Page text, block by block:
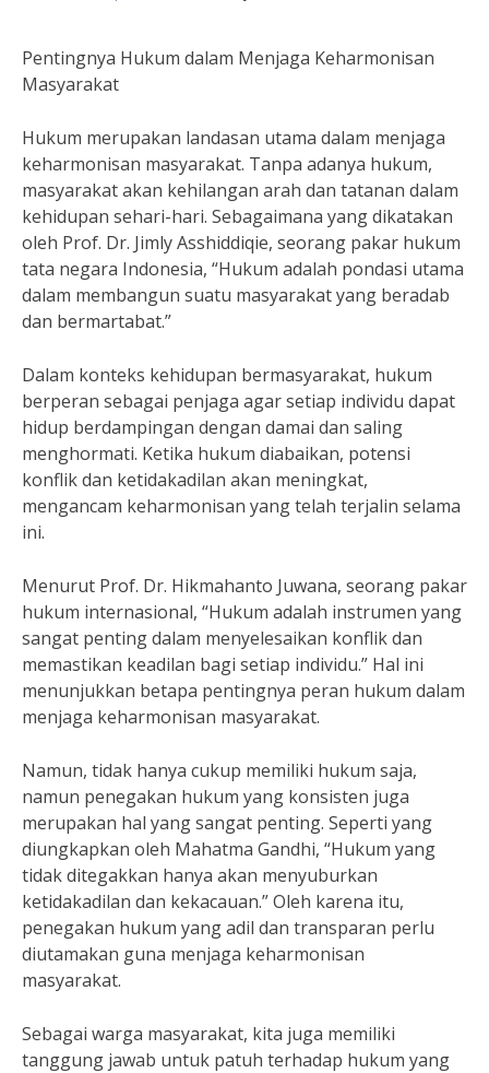
Pentingnya Hukum dalam Menjaga Keharmonisan
Masyarakat
Hukum merupakan landasan utama dalam menjaga
keharmonisan masyarakat. Tanpa adanya hukum,
masyarakat akan kehilangan arah dan tatanan dalam
kehidupan sehari-hari. Sebagaimana yang dikatakan
oleh Prof. Dr. Jimly Asshiddiqie, seorang pakar hukum
tata negara Indonesia, “Hukum adalah pondasi utama
dalam membangun suatu masyarakat yang beradab
dan bermartabat.”
Dalam konteks kehidupan bermasyarakat, hukum
berperan sebagai penjaga agar setiap individu dapat
hidup berdampingan dengan damai dan saling
menghormati. Ketika hukum diabaikan, potensi
konflik dan ketidakadilan akan meningkat,
mengancam keharmonisan yang telah terjalin selama
ini.
Menurut Prof. Dr. Hikmahanto Juwana, seorang pakar
hukum internasional, “Hukum adalah instrumen yang
sangat penting dalam menyelesaikan konflik dan
memastikan keadilan bagi setiap individu.” Hal ini
menunjukkan betapa pentingnya peran hukum dalam
menjaga keharmonisan masyarakat.
Namun, tidak hanya cukup memiliki hukum saja,
namun penegakan hukum yang konsisten juga
merupakan hal yang sangat penting. Seperti yang
diungkapkan oleh Mahatma Gandhi, “Hukum yang
tidak ditegakkan hanya akan menyuburkan
ketidakadilan dan kekacauan.” Oleh karena itu,
penegakan hukum yang adil dan transparan perlu
diutamakan guna menjaga keharmonisan
masyarakat.
Sebagai warga masyarakat, kita juga memiliki
tanggung jawab untuk patuh terhadap hukum yang